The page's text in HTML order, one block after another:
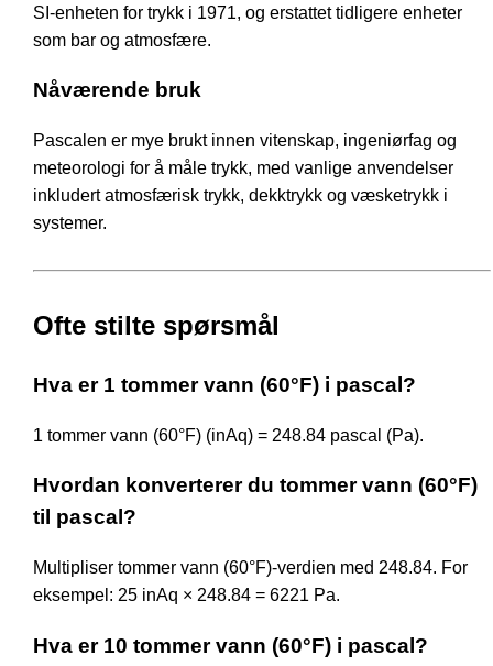
SI-enheten for trykk i 1971, og erstattet tidligere enheter
som bar og atmosfære.
Nåværende bruk
Pascalen er mye brukt innen vitenskap, ingeniørfag og
meteorologi for å måle trykk, med vanlige anvendelser
inkludert atmosfærisk trykk, dekktrykk og væsketrykk i
systemer.
Ofte stilte spørsmål
Hva er 1 tommer vann (60°F) i pascal?
1 tommer vann (60°F) (inAq) = 248.84 pascal (Pa).
Hvordan konverterer du tommer vann (60°F)
til pascal?
Multipliser tommer vann (60°F)-verdien med 248.84. For
eksempel: 25 inAq × 248.84 = 6221 Pa.
Hva er 10 tommer vann (60°F) i pascal?